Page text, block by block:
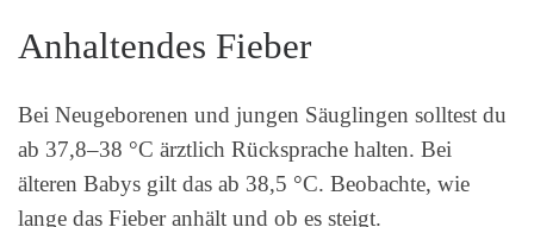
Anhaltendes Fieber
Bei Neugeborenen und jungen Säuglingen solltest du
ab 37,8–38 °C ärztlich Rücksprache halten. Bei
älteren Babys gilt das ab 38,5 °C. Beobachte, wie
lange das Fieber anhält und ob es steigt.